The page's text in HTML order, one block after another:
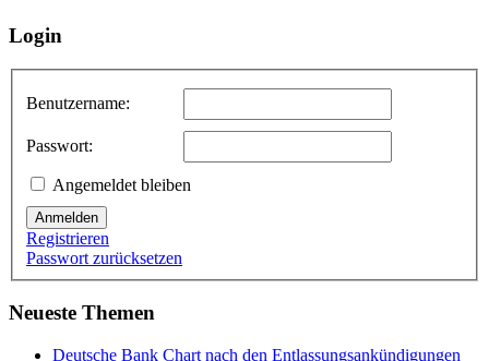
Login
Benutzername:
Passwort:
Angemeldet bleiben
Anmelden
Registrieren
Passwort zurücksetzen
Neueste Themen
Deutsche Bank Chart nach den Entlassungsankündigungen